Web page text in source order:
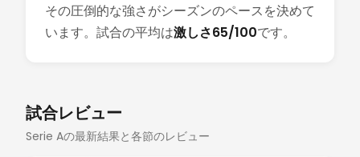
その圧倒的な強さがシーズンのペースを決めて
います。試合の平均は激しさ65/100です。
試合レビュー
Serie Aの最新結果と各節のレビュー